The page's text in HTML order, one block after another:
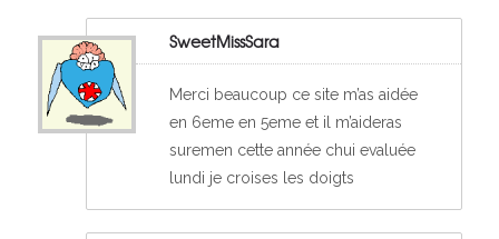
SweetMissSara
Merci beaucoup ce site m’as aidée
en 6eme en 5eme et il m’aideras
suremen cette année chui evaluée
lundi je croises les doigts